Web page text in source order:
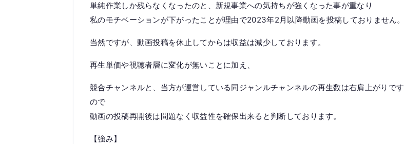
単純作業しか残らなくなったのと、新規事業への気持ちが強くなった事が重なり
私のモチベーションが下がったことが理由で2023年2月以降動画を投稿しておりません。
当然ですが、動画投稿を休止してからは収益は減少しております。
再生単価や視聴者層に変化が無いことに加え、
競合チャンネルと、当方が運営している同ジャンルチャンネルの再生数は右肩上がりです
ので
動画の投稿再開後は問題なく収益性を確保出来ると判断しております。
【強み】